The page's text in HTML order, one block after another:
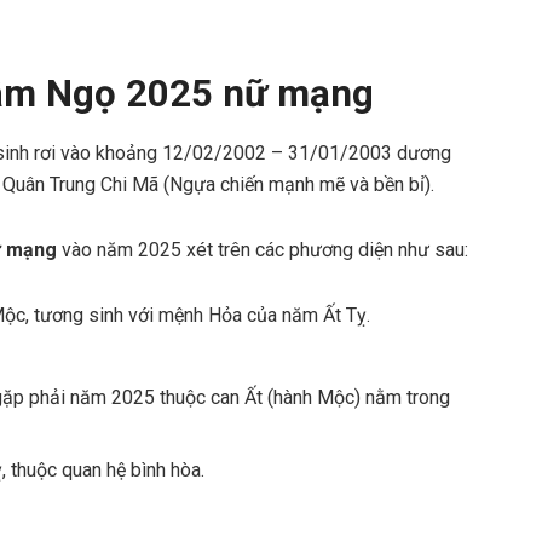
Ngọ 2025 nữ mạng
rơi vào khoảng 12/02/2002 – 31/01/2003 dương
Trung Chi Mã (Ngựa chiến mạnh mẽ và bền bỉ).
mạng vào năm 2025 xét trên các phương diện như sau:
tương sinh với mệnh Hỏa của năm Ất Tỵ.
phải năm 2025 thuộc can Ất (hành Mộc) nằm trong
quan hệ bình hòa.